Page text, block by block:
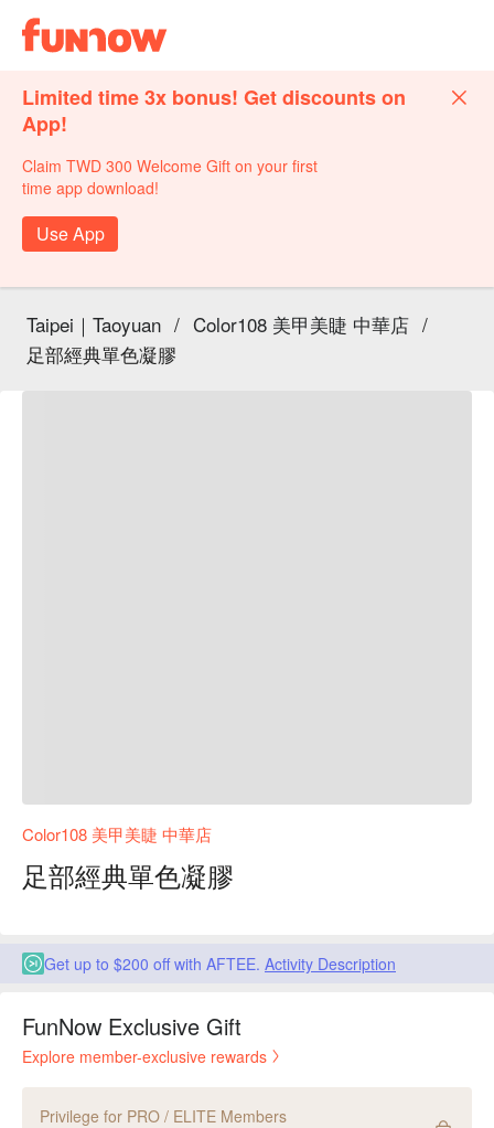
Limited time 3x bonus! Get discounts on
App!
Claim TWD 300 Welcome Gift on your first
time app download!
Use App
Taipei｜Taoyuan / Color108 美甲美睫 中華店 /
足部經典單色凝膠
Color108 美甲美睫 中華店
足部經典單色凝膠
Get up to $200 off with AFTEE. Activity Description
FunNow Exclusive Gift
Explore member-exclusive rewards
Privilege for PRO / ELITE Members